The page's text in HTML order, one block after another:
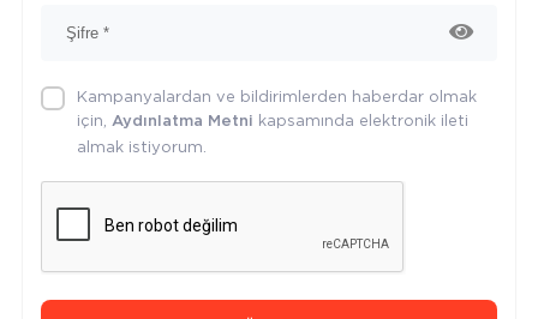
Kampanyalardan ve bildirimlerden haberdar olmak
için, Aydınlatma Metni kapsamında elektronik ileti
almak istiyorum.